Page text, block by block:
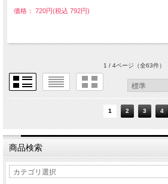
価格： 720円(税込 792円)
1 / 4ページ（全63件）
1 2 3 4
商品検索